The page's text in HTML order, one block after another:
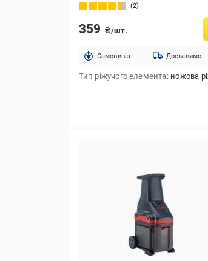
2
359 ₴/шт.
Cамовивіз Доставимо
Тип ріжучого елемента ножова ріжуча